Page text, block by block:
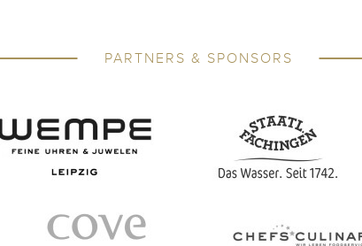
PARTNERS & SPONSORS